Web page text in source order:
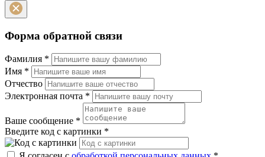
Форма обратной связи
Фамилия *
Имя *
Отчество
Электронная почта *
Ваше сообщение *
Введите код с картинки *